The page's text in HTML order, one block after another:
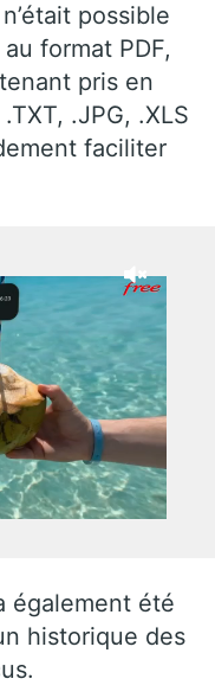
possible
format PDF,
pris en
.JPG, .XLS
faciliter
également été
historique des